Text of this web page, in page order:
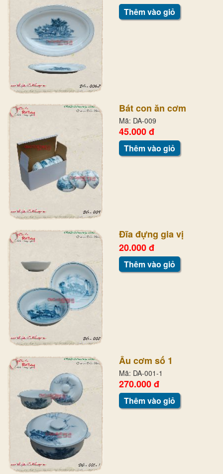
Thêm vào giỏ
Bát con ăn cơm
Mã: DA-009
45.000 đ
Thêm vào giỏ
Đĩa đựng gia vị
20.000 đ
Thêm vào giỏ
Âu cơm số 1
Mã: DA-001-1
270.000 đ
Thêm vào giỏ